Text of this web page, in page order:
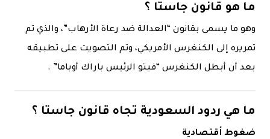
ما هو قانون جاستا ؟
وهو ما يسمى بقانون “العدالة ضد رعاة الأرهاب”، والذي تم
تمريره إلى الكنغرس الأمريكي، وتم التصويت على تطبيقه
بعد أن أبطل الكنغرس “فيتو الرئيس باراك أوباما” .
ما هي ردود السعودية تجاه قانون جاستا ؟
ضغوط أقتصادية